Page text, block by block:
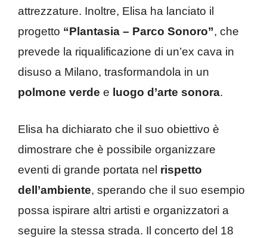
attrezzature. Inoltre, Elisa ha lanciato il
progetto “Plantasia – Parco Sonoro”, che
prevede la riqualificazione di un’ex cava in
disuso a Milano, trasformandola in un
polmone verde e luogo d’arte sonora.
Elisa ha dichiarato che il suo obiettivo è
dimostrare che è possibile organizzare
eventi di grande portata nel rispetto
dell’ambiente, sperando che il suo esempio
possa ispirare altri artisti e organizzatori a
seguire la stessa strada. Il concerto del 18